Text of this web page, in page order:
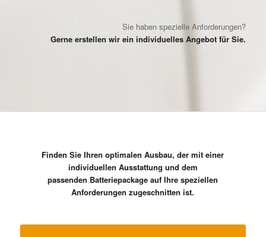
Sie haben spezielle Anforderungen?
Gerne erstellen wir ein individuelles Angebot für Sie.
Finden Sie Ihren optimalen Ausbau, der mit einer
individuellen Ausstattung und dem
passenden Batteriepackage auf Ihre speziellen
Anforderungen zugeschnitten ist.